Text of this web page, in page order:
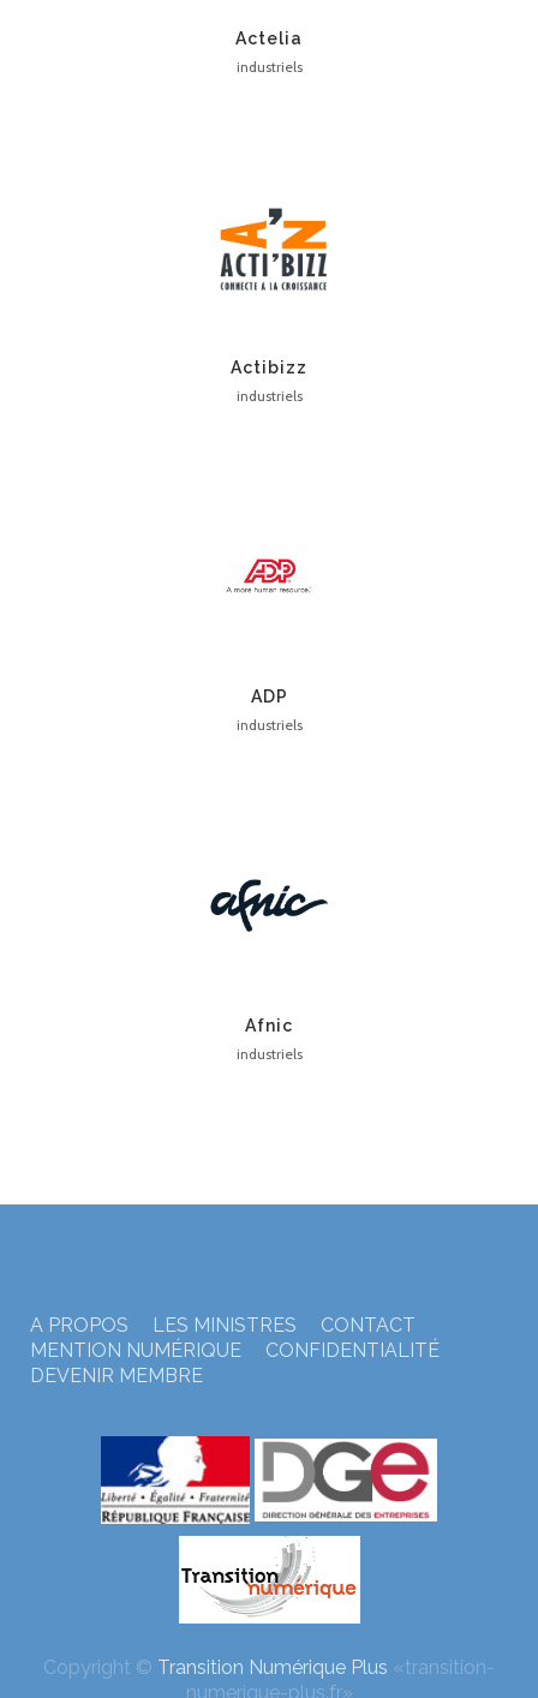
Actelia
industriels
Actibizz
industriels
ADP
industriels
Afnic
industriels
A PROPOS LES MINISTRES
CONTACT
MENTION NUMÉRIQUE
CONFIDENTIALITÉ
DEVENIR MEMBRE
Copyright © Transition Numérique Plus «transition-
numerique-plus.fr»